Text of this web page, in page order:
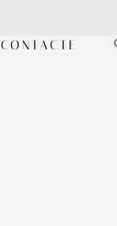
CONTACTE